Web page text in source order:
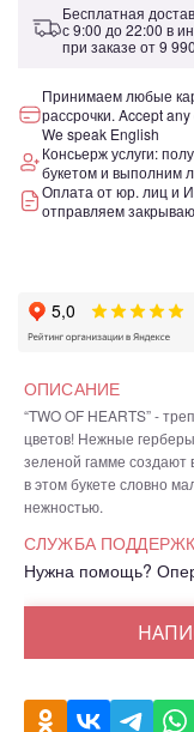
Бесплатная
с 9:00 до 22:00 в
при заказе от9
Принимаем любые
рассрочки. Accept
We speak English
Консьерж услуги:
букетом и выполним
Оплата от юр. лиц и
отправляем
ОПИСАНИЕ
“TWO OF HEARTS” -
цветов! Нежные
зеленой гамме
в этом букете словно
нежностью.
СЛУЖБА
Нужна помощь?